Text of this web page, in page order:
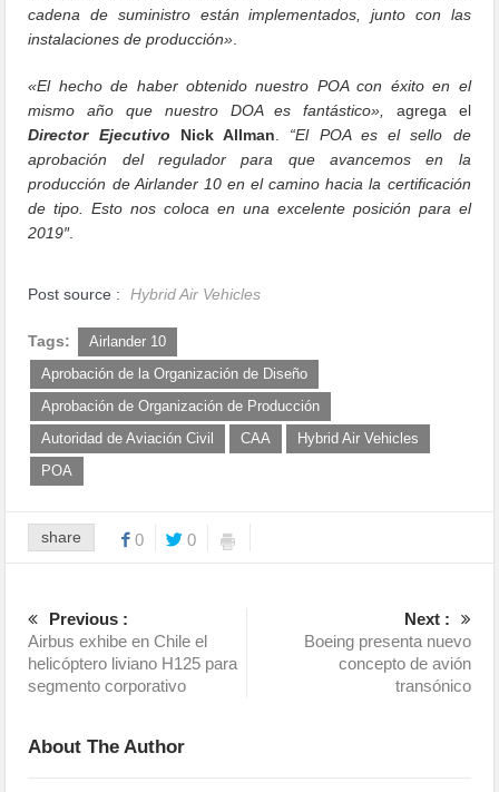
cadena de suministro están implementados, junto con las
instalaciones de producción»
«El hecho de haber obtenido nuestro POA con éxito en el
mismo año que nuestro DOA es fantástico»,
agrega el
Director Ejecutivo Nick Allman
“El POA es el sello de
aprobación del regulador para que avancemos en la
producción de Airlander 10 en el camino hacia la certificación
de tipo. Esto nos coloca en una excelente posición para el
2019″.
Post source : Hybrid Air Vehicles
Tags:
Airlander 10
Aprobación de la Organización de Diseño
Aprobación de Organización de Producción
Autoridad de Aviación Civil
CAA
Hybrid Air Vehicles
POA
share 0 0
Previous :
Airbus exhibe en Chile el
helicóptero liviano H125 para
segmento corporativo
Next :
Boeing presenta nuevo
concepto de avión
transónico
About The Author